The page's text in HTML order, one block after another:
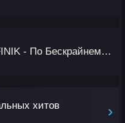
ALEKS ATAMAN, FINIK - По Бескрайнему Полю Моему
хитов ›